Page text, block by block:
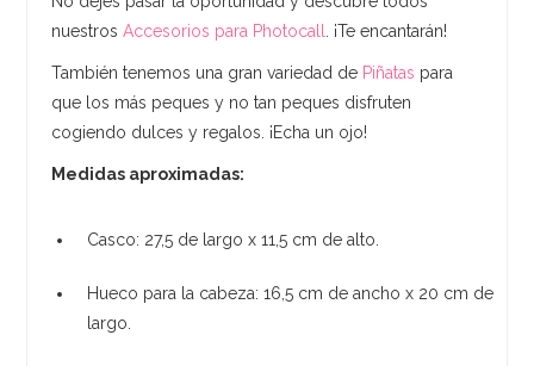
nuestrosAccesorios para Photocall . ¡Te encantarán!
También tenemos una gran variedad de Piñatas para
que los más peques y no tan peques disfruten
cogiendo dulces y regalos. ¡Echa un ojo!
Medidas aproximadas:
Casco: 27,5 de largo x 11,5 cm de alto.
Hueco para la cabeza: 16,5 cm de ancho x 20 cm de
largo.